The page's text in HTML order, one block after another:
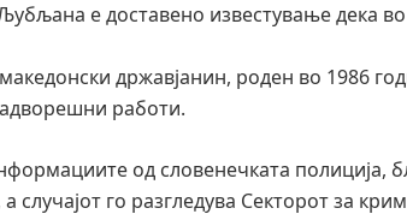
е доставено известување дека во
државјанин, роден во 1986
работи.
од словенечката полиција,
случајот го разгледува Секторот за